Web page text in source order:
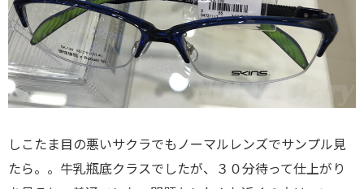
しこたま目の悪いサクラでもノーマルレンズでサンプル見
たら。。牛乳瓶底クラスでしたが、３０分待って仕上がり